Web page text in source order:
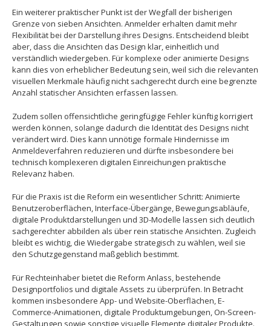
Ein weiterer praktischer Punkt ist der Wegfall der bisherigen
Grenze von sieben Ansichten. Anmelder erhalten damit mehr
Flexibilität bei der Darstellung ihres Designs. Entscheidend bleibt
aber, dass die Ansichten das Design klar, einheitlich und
verständlich wiedergeben. Für komplexe oder animierte Designs
kann dies von erheblicher Bedeutung sein, weil sich die relevanten
visuellen Merkmale häufig nicht sachgerecht durch eine begrenzte
Anzahl statischer Ansichten erfassen lassen.
Zudem sollen offensichtliche geringfügige Fehler künftig korrigiert
werden können, solange dadurch die Identität des Designs nicht
verändert wird. Dies kann unnötige formale Hindernisse im
Anmeldeverfahren reduzieren und dürfte insbesondere bei
technisch komplexeren digitalen Einreichungen praktische
Relevanz haben.
Für die Praxis ist die Reform ein wesentlicher Schritt: Animierte
Benutzeroberflächen, Interface-Übergänge, Bewegungsabläufe,
digitale Produktdarstellungen und 3D-Modelle lassen sich deutlich
sachgerechter abbilden als über rein statische Ansichten. Zugleich
bleibt es wichtig, die Wiedergabe strategisch zu wählen, weil sie
den Schutzgegenstand maßgeblich bestimmt.
Für Rechteinhaber bietet die Reform Anlass, bestehende
Designportfolios und digitale Assets zu überprüfen. In Betracht
kommen insbesondere App- und Website-Oberflächen, E-
Commerce-Animationen, digitale Produktumgebungen, On-Screen-
Gestaltungen sowie sonstige visuelle Elemente digitaler Produkte.